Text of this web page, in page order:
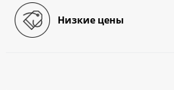
Низкие цены